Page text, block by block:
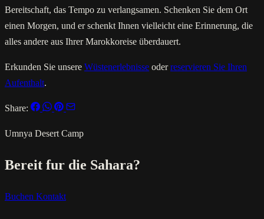
Bereitschaft, das Tempo zu verlangsamen. Schenken Sie dem Ort
einen Morgen, und er schenkt Ihnen vielleicht eine Erinnerung, die
alles andere aus Ihrer Marokkoreise überdauert.
Erkunden Sie unsere Wüstenerlebnisse oderreservieren Sie Ihren
Aufenthalt.
Share:
Umnya Desert Camp
Bereit fur die Sahara?
Buchen Kontakt